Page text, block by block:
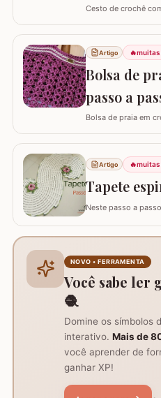
Cesto de crochê
Artigo 🔥muitas
Bolsa de
passo a
Artigo 🔥muitas
Tapete
Neste passo a
multicolor para
como trilho de
NOVO • FERRAMENTA
Você sabe ler
🧶
Domine os símbolos
interativo. Mais de
você aprender de
ganhar XP!